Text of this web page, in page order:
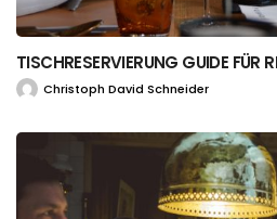
TISCHRESERVIERUNG GUIDE FÜR
Christoph David Schneider